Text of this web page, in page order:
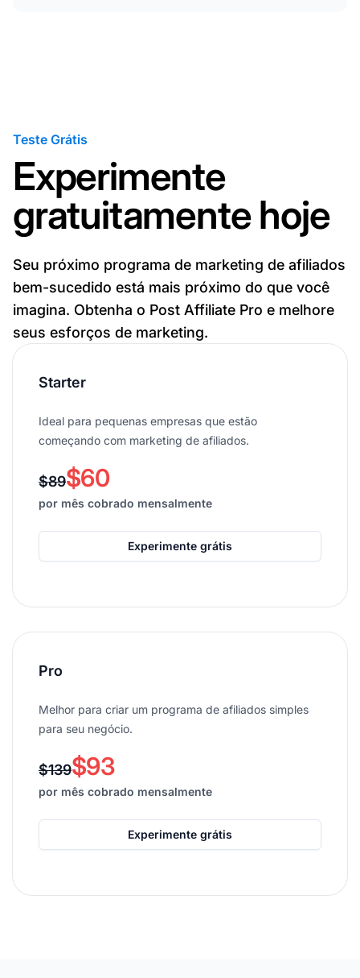
Teste Grátis
Experimente
gratuitamente hoje
Seu próximo programa de marketing de afiliados
bem-sucedido está mais próximo do que você
imagina. Obtenha o Post Affiliate Pro e melhore
seus esforços de marketing.
Starter
Ideal para pequenas empresas que estão
começando com marketing de afiliados.
$89$60
por mês cobrado mensalmente
Experimente grátis
Pro
Melhor para criar um programa de afiliados simples
para seu negócio.
$139$93
por mês cobrado mensalmente
Experimente grátis